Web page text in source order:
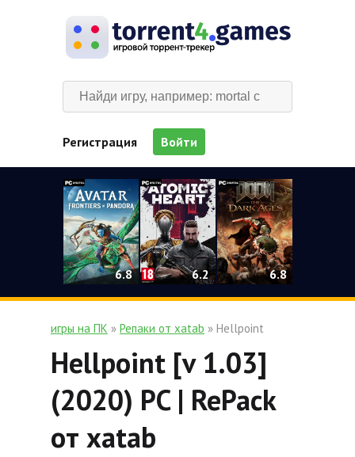
Регистрация Войти
6.8 6.2 6.8
игры на ПК » Репаки от xatab » Hellpoint
Hellpoint [v 1.03]
(2020) PC | RePack
от xatab